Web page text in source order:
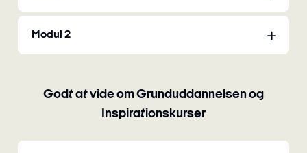
Modul 2
Godt at vide om Grunduddannelsen og
Inspirationskurser